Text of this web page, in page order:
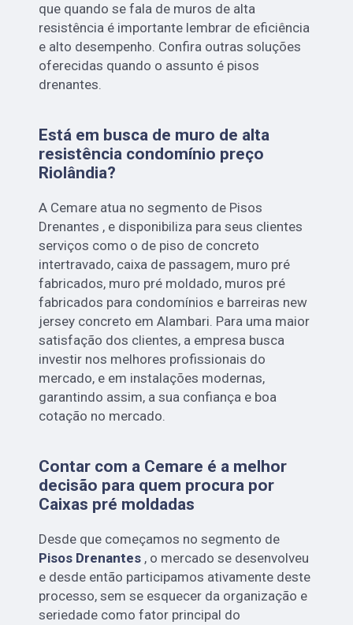
que quando se fala de muros de alta
resistência é importante lembrar de eficiência
e alto desempenho. Confira outras soluções
oferecidas quando o assunto é pisos
drenantes.
Está em busca de muro de alta
resistência condomínio preço
Riolândia?
A Cemare atua no segmento de Pisos
Drenantes , e disponibiliza para seus clientes
serviços como o de piso de concreto
intertravado, caixa de passagem, muro pré
fabricados, muro pré moldado, muros pré
fabricados para condomínios e barreiras new
jersey concreto em Alambari. Para uma maior
satisfação dos clientes, a empresa busca
investir nos melhores profissionais do
mercado, e em instalações modernas,
garantindo assim, a sua confiança e boa
cotação no mercado.
Contar com a Cemare é a melhor
decisão para quem procura por
Caixas pré moldadas
Desde que começamos no segmento de
Pisos Drenantes , o mercado se desenvolveu
e desde então participamos ativamente deste
processo, sem se esquecer da organização e
seriedade como fator principal do